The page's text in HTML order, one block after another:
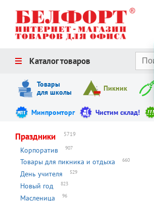
Каталог товаров
Товары
для школы
Пикник
Минпромторг Чистим склад!
Праздники 5719
Корпоратив 907
Товары для пикника и отдыха 660
День учителя 529
Новый год 823
Масленица 96